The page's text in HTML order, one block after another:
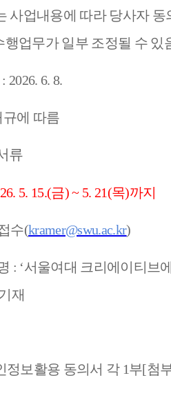
사업내용에 따라 당사자
행업무가 일부 조정될 수 있
2026. 6. 8.
규에 따름
류
5. 15.(금) ~ 5. 21(목)까지
수(kramer@swu.ac.kr)
: ‘서울여대 크리에이티브
재
정보활용 동의서 각 1부[첨